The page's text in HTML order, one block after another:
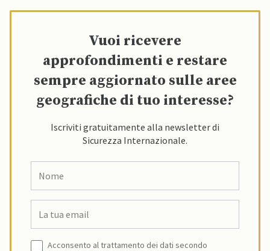
Vuoi ricevere
approfondimenti e restare
sempre aggiornato sulle aree
geografiche di tuo interesse?
Iscriviti gratuitamente alla newsletter di
Sicurezza Internazionale.
Acconsento al trattamento dei dati secondo